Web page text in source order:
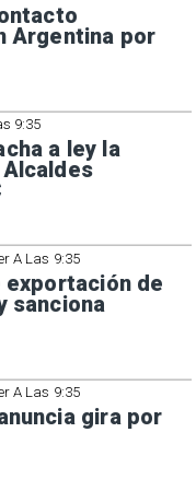
Argentina por
9:35
a ley la
A Las 9:35
de
sanciona
A Las 9:35
gira por